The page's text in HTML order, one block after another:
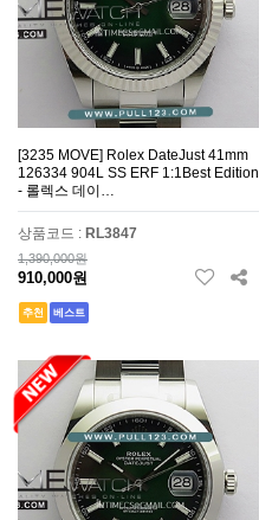
[3235 MOVE] Rolex DateJust 41mm
126334 904L SS ERF 1:1Best Edition
- 롤렉스 데이…
상품코드 : RL3847
1,390,000원
910,000원
추천 베스트